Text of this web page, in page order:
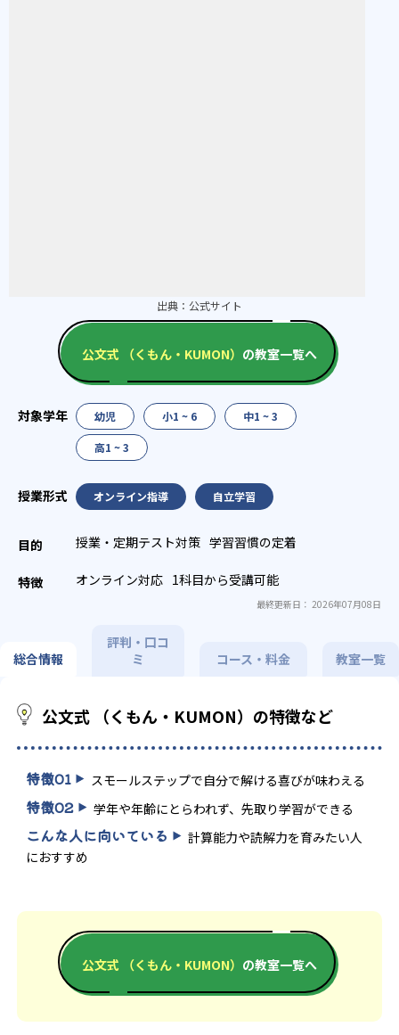
出典： 公式サイト
公文式 （くもん・KUMON） の教室一覧へ
幼児 小1 ~ 6 中1 ~ 3
高1 ~ 3
オンライン指導 自立学習
授業・定期テスト対策 学習習慣の定着
オンライン対応 1科目から受講可能
最終更新日： 2026年07月08日
総合情報
評判・口コ
ミ
コース・料金 教室一覧
公文式 （くもん・KUMON）の特徴など
特徴01 スモールステップで自分で解ける喜びが味わえる
特徴02 学年や年齢にとらわれず、先取り学習ができる
こんな人に向いている
計算能力や読解力を育みたい人
におすすめ
公文式 （くもん・KUMON） の教室一覧へ